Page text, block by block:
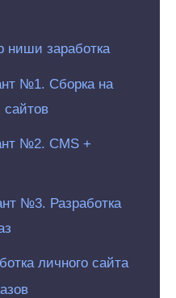
заработка
№1. Сборка на
сайтов
№2. CMS +
№3. Разработка
личного сайта